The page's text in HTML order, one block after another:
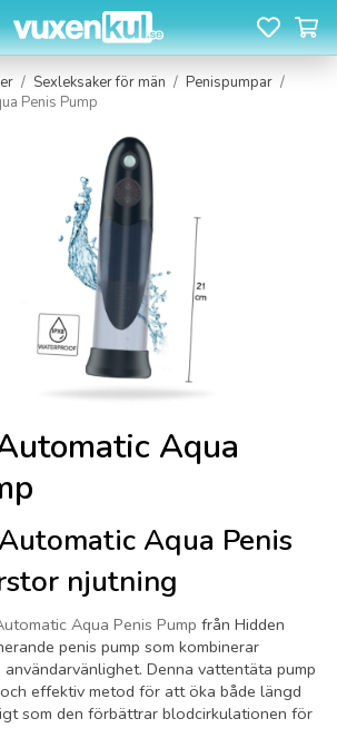
/ Sexleksaker för män / Penispumpar /
Penis Pump
Aqua
Aqua Penis
njutning
Aqua Penis Pump från Hidden
penis pump som kombinerar
Denna vattentäta pump
effektiv metod för att öka både längd
som den förbättrar blodcirkulationen för